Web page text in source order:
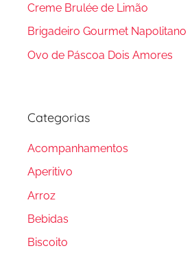
Creme Brulée de Limão
Brigadeiro Gourmet Napolitano
Ovo de Páscoa Dois Amores
Categorias
Acompanhamentos
Aperitivo
Arroz
Bebidas
Biscoito